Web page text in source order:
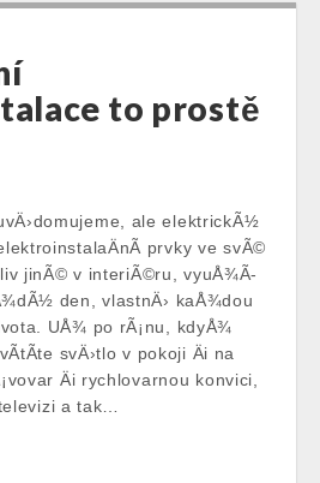
to prostě
ale elektrickÃ½
prvky ve svÃ©
jinÃ© v interiÃ©ru, vyuÅ¾Ã­
den, vlastnÄ› kaÅ¾dou
UÅ¾ po rÃ¡nu, kdyÅ¾
svÄ›tlo v pokoji Äi na
Äi rychlovarnou konvici,
a tak…